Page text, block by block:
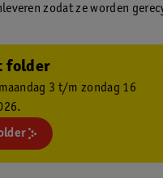
zodat ze worden
folder
3 t/m zondag 16